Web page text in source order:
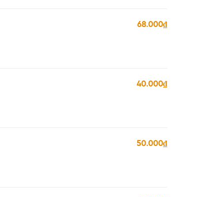
68.000₫
40.000₫
50.000₫